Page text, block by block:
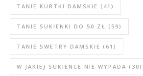
TANIE KURTKI DAMSKIE (41)
TANIE SUKIENKI DO 50 ZŁ (59)
TANIE SWETRY DAMSKIE (61)
W JAKIEJ SUKIENCE NIE WYPADA (30)